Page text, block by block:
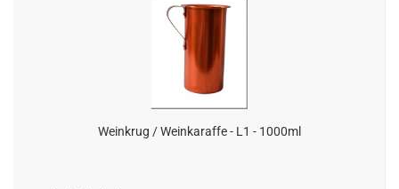
Weinkrug / Weinkaraffe - L1 - 1000ml